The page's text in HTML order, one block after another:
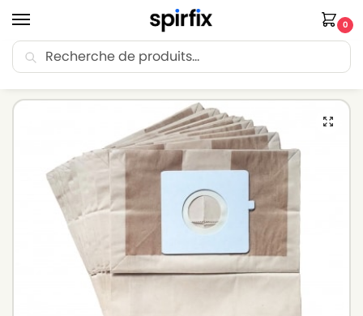
0
🚚 Livraison Point Relais offerte dès 30€ d’achat.